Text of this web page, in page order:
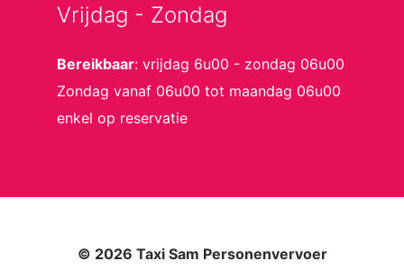
Vrijdag - Zondag
Bereikbaar: vrijdag 6u00 - zondag 06u00
Zondag vanaf 06u00 tot maandag 06u00
enkel op reservatie
© 2026 Taxi Sam Personenvervoer